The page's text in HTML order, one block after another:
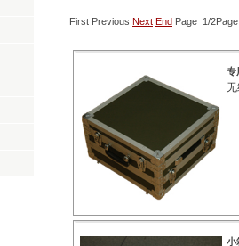
First Previous Next End Page 1/
专
无
小